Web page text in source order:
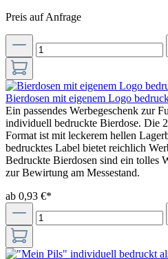
Preis auf Anfrage
Bierdosen mit eigenem Logo
Ein passendes Werbegeschenk zur
individuell bedruckte Bierdose. Die
Format ist mit leckerem hellen
bedrucktes Label bietet reichlich
Bedruckte Bierdosen sind ein tolles
zur Bewirtung am Messestand.
ab 0,93 €*